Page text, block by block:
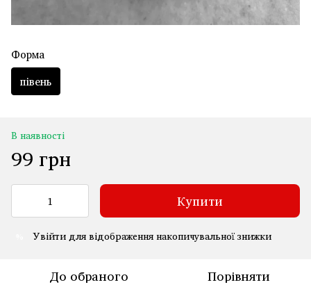
Форма
півень
В наявності
99 грн
Купити
Увійтидля відображення накопичувальної знижки
До обраного Порівняти